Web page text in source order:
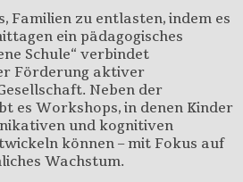
Familien zu entlasten, indem es
ein pädagogisches
Schule“ verbindet
Förderung aktiver
Neben der
es Workshops, in denen Kinder
und kognitiven
können – mit Fokus auf
Wachstum.